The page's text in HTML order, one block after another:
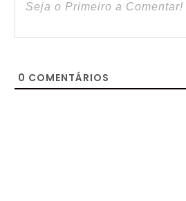
0 COMENTÁRIOS